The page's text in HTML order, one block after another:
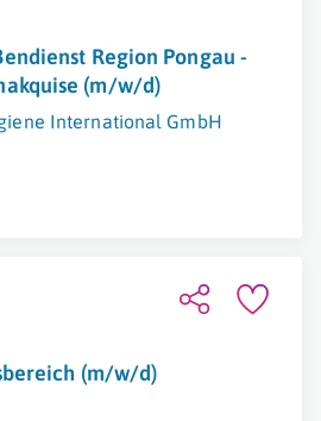
Region Pongau -
(m/w/d)
International GmbH
(m/w/d)